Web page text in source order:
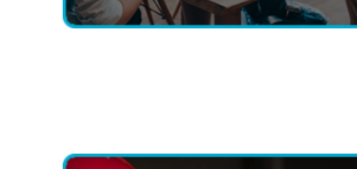
אנו עובדים עם –Digital Point